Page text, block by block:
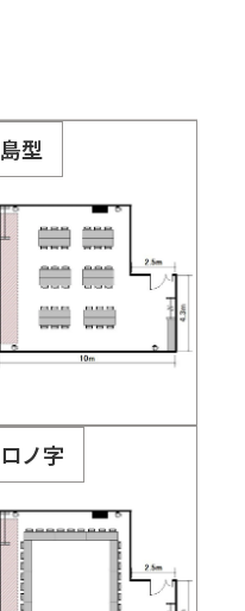
島型
ロノ字